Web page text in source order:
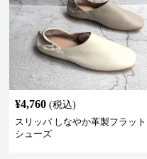
¥4,760 (税込)
スリッパ しなやか革製フラット
シューズ